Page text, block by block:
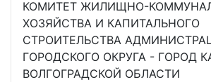
КОМИТЕТ ЖИЛИЩНО-
ХОЗЯЙСТВА И КАПИТАЛЬНОГО
СТРОИТЕЛЬСТВА
ГОРОДСКОГО ОКРУГА - ГОРОД
ВОЛГОГРАДСКОЙ ОБЛАСТИ